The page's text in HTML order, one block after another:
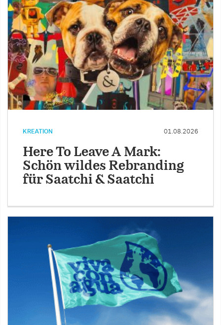
KREATION 01.08.2026
Here To Leave A Mark:
Schön wildes Rebranding
für Saatchi & Saatchi